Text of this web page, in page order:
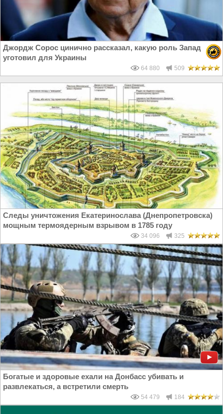
Джордж Сорос цинично рассказал, какую роль Запад
уготовил для Украины
64 880 509
Следы уничтожения Екатеринослава (Днепропетровска)
мощным термоядерным взрывом в 1785 году
34 096 325
Богатые и здоровые ехали на Донбасс убивать и
развлекаться, а встретили смерть
54 479 184